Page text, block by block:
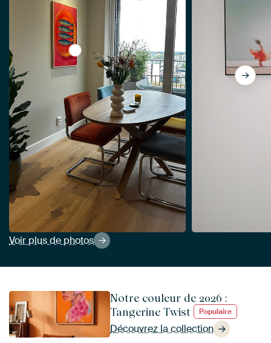
Voir plus de photos
View Popart aux sardines par But First
Notre couleur de 2026 :
Tangerine Twist
Populaire
Découvrez la collection